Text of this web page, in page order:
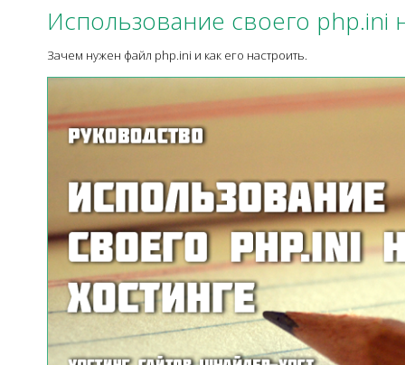
Использование своего php.ini
Зачем нужен файл php.ini и как его настроить.